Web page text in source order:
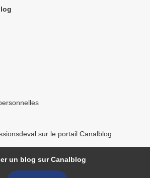
sur le portail Canalblog
un blog sur Canalblog